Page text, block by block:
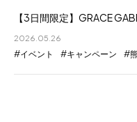
【3日間限定】GRACE
2026.05.26
イベント キャンペーン